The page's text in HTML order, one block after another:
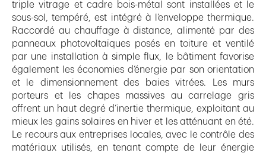
triple vitrage et cadre bois-métal sont installées et le
sous-sol, tempéré, est intégré à l’enveloppe thermique.
Raccordé au chauffage à distance, alimenté par des
panneaux photovoltaïques posés en toiture et ventilé
par une installation à simple flux, le bâtiment favorise
également les économies d’énergie par son orientation
et le dimensionnement des baies vitrées. Les murs
porteurs et les chapes massives au carrelage gris
offrent un haut degré d’inertie thermique, exploitant au
mieux les gains solaires en hiver et les atténuant en été.
Le recours aux entreprises locales, avec le contrôle des
matériaux utilisés, en tenant compte de leur énergie